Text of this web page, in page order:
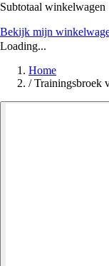
Subtotaal winkelwagen
Bekijk mijn
Loading...
Home
/ Trainingsbroek